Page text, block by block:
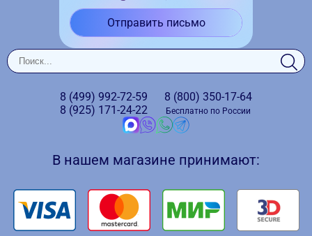
Отправить письмо
8 (499) 992-72-59
8 (925) 171-24-22
8 (800) 350-17-64
Бесплатно по России
В нашем магазине принимают: